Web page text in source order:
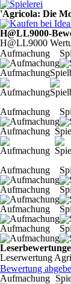
'Agricola: Die
H@LL9000-
H@LL9000
Aufmachung
Aufmachung
Aufmachung
Aufmachung
Aufmachung
Aufmachung
Aufmachung
Aufmachung
Leserwertung
Bewertung
Aufmachung